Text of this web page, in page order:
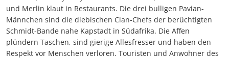
und Merlin klaut in Restaurants. Die drei bulligen Pavian-
Männchen sind die diebischen Clan-Chefs der berüchtigten
Schmidt-Bande nahe Kapstadt in Südafrika. Die Affen
plündern Taschen, sind gierige Allesfresser und haben den
Respekt vor Menschen verloren. Touristen und Anwohner des